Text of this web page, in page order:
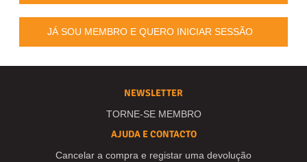
JÁ SOU MEMBRO E QUERO INICIAR SESSÃO
NEWSLETTER
TORNE-SE MEMBRO
AJUDA E CONTACTO
Cancelar a compra e registar uma devolução